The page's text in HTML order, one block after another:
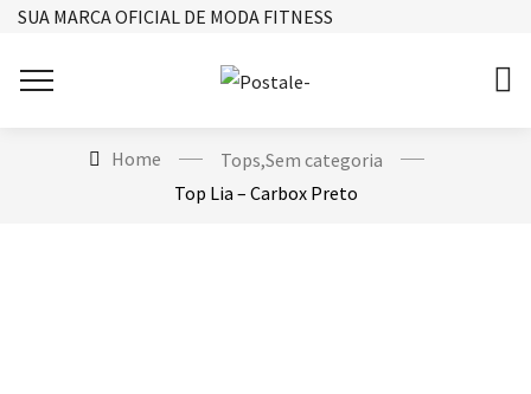
SUA MARCA OFICIAL DE MODA FITNESS
Home Tops,Sem categoria
Top Lia – Carbox Preto